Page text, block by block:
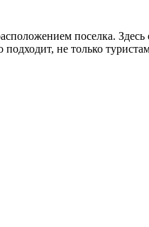
поселка.
не только